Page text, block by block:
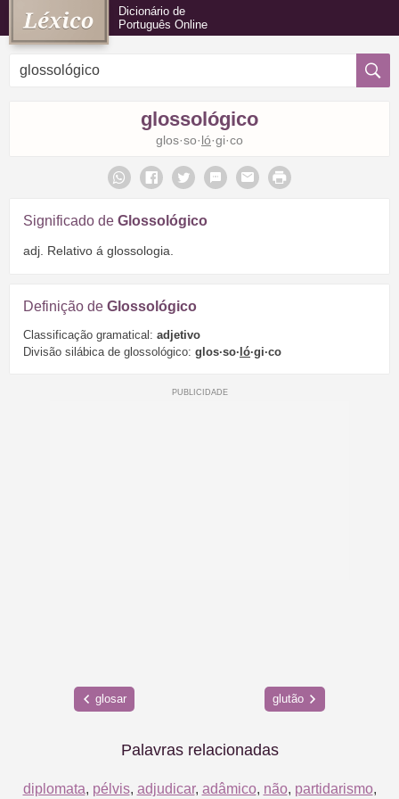
Dicionário de
Português Online
glossológico
glos·so·ló·gi·co
Significado de Glossológico
adj. Relativo á glossologia.
Definição de Glossológico
Classificação gramatical: adjetivo
Divisão silábica de glossológico: glos·so·ló·gi·co
glosar glutão
Palavras relacionadas
diplomata, pélvis, adjudicar, adâmico, não, partidarismo,